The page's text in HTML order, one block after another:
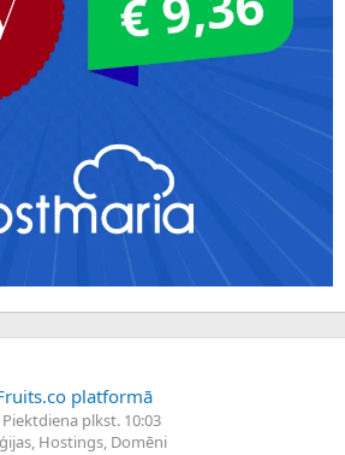
platformā
Piektdiena plkst. 10:03
Hostings, Domēni